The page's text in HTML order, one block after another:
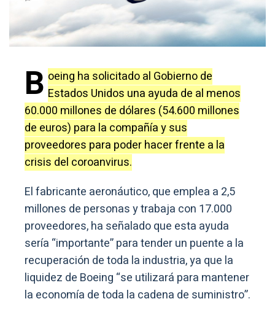
B oeing ha solicitado al Gobierno de
Estados Unidos una ayuda de al menos
60.000 millones de dólares (54.600 millones
de euros) para la compañía y sus
proveedores para poder hacer frente a la
crisis del coroanvirus.
El fabricante aeronáutico, que emplea a 2,5
millones de personas y trabaja con 17.000
proveedores, ha señalado que esta ayuda
sería “importante” para tender un puente a la
recuperación de toda la industria, ya que la
liquidez de Boeing “se utilizará para mantener
la economía de toda la cadena de suministro”.